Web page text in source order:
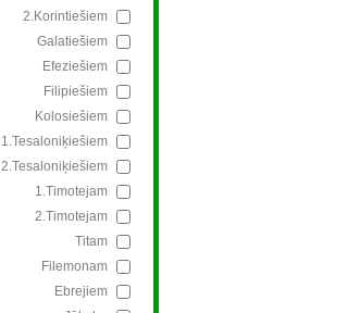
2.Korintiešiem
Galatiešiem
Efeziešiem
Filipiešiem
Kolosiešiem
1.Tesaloniķiešiem
2.Tesaloniķiešiem
1.Timotejam
2.Timotejam
Titam
Filemonam
Ebrejiem